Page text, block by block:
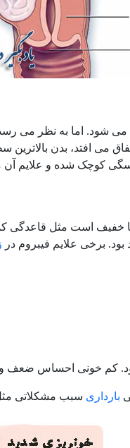
شود. اما به نظر می
می افتد، بدن بالاترین
کوچک شده و علایم
ها خفیف است مثل
بود. برخی علایم فیبروم در
کم خونی احساس ضعف و
بارداری سبب مشکلاتی